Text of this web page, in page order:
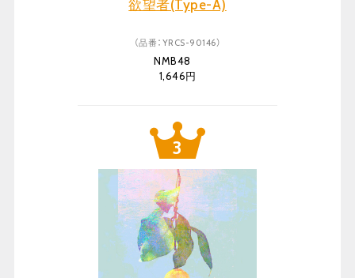
欲望者(Type-A)
（品番：YRCS-90146）
NMB48
1,646円